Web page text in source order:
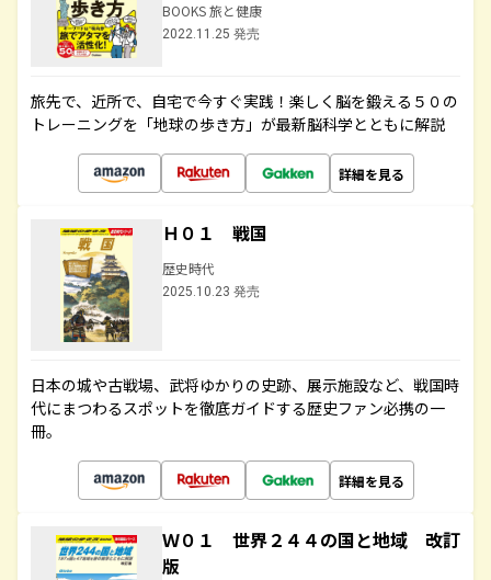
BOOKS 旅と健康
2022.11.25 発売
旅先で、近所で、自宅で今すぐ実践！楽しく脳を鍛える５０の
トレーニングを「地球の歩き方」が最新脳科学とともに解説
詳細を見る
Ｈ０１ 戦国
歴史時代
2025.10.23 発売
日本の城や古戦場、武将ゆかりの史跡、展示施設など、戦国時
代にまつわるスポットを徹底ガイドする歴史ファン必携の一
冊。
詳細を見る
Ｗ０１ 世界２４４の国と地域 改訂
版